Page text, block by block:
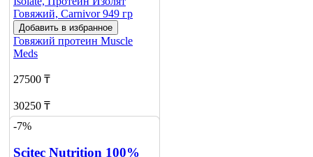
Добавить в избранное
Говяжий протеин Muscle
Meds
27500 ₸
30250 ₸
Нет в наличии
Сообщить
-7%
Scitec Nutrition 100%